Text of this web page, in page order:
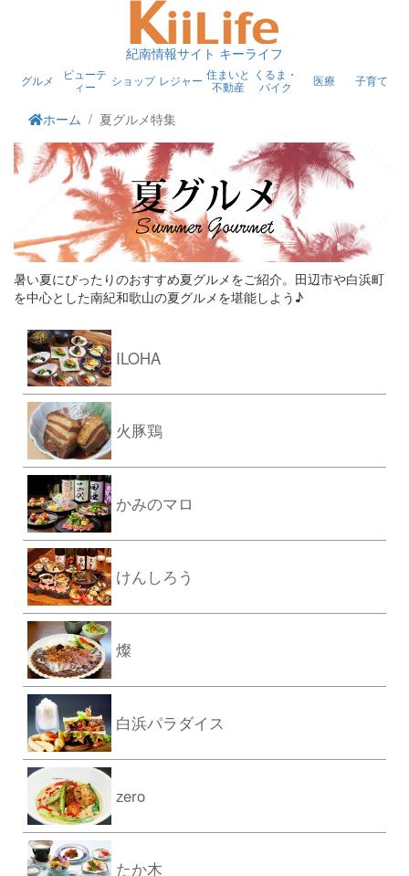
紀南情報サイト キーライフ
グルメ
ビューテ
ィー
ショップ レジャー 住まいと
不動産
くるま・
バイク
医療 子育て
ホーム 夏グルメ特集
暑い夏にぴったりのおすすめ夏グルメをご紹介。田辺市や白浜町
を中心とした南紀和歌山の夏グルメを堪能しよう♪
ILOHA
火豚鶏
かみのマロ
けんしろう
燦
白浜パラダイス
zero
たか木